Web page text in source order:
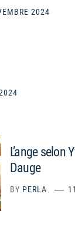
2024
L’ange selon
Dauge
BY PERLA